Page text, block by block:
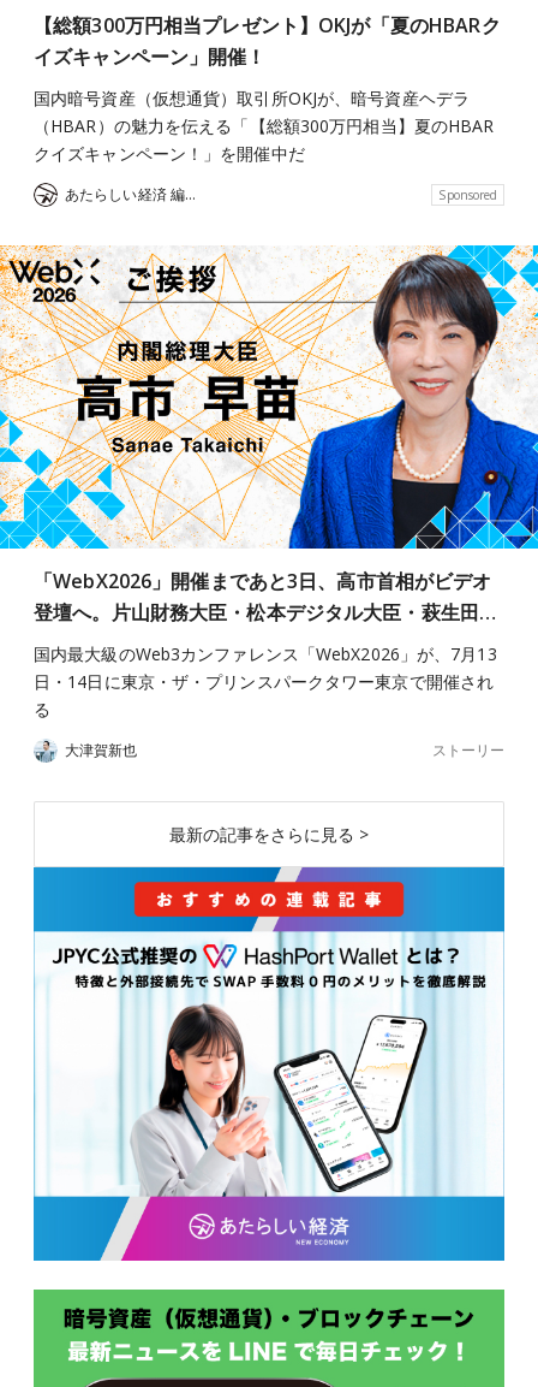
【総額300万円相当プレゼント】OKJが「夏のHBARク
イズキャンペーン」開催！
国内暗号資産（仮想通貨）取引所OKJが、暗号資産ヘデラ
（HBAR）の魅力を伝える「【総額300万円相当】夏のHBAR
クイズキャンペーン！」を開催中だ
あたらしい経済 編集部 Sponsored
「WebX2026」開催まであと3日、高市首相がビデオ
登壇へ。片山財務大臣・松本デジタル大臣・萩生田…
国内最大級のWeb3カンファレンス「WebX2026」が、7月13
日・14日に東京・ザ・プリンスパークタワー東京で開催され
る
大津賀新也 ストーリー
最新の記事をさらに見る >